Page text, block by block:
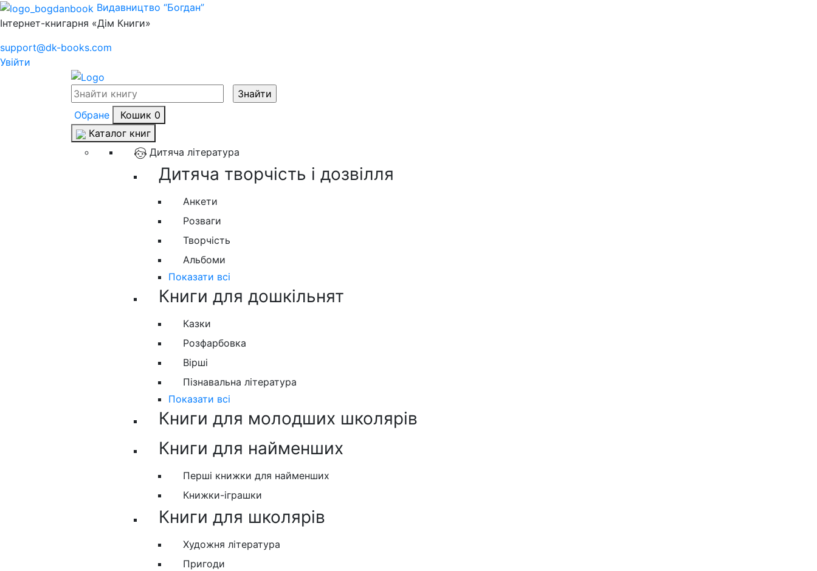
Видавництво “Богдан”
Інтернет-книгарня «Дім Книги»
support@dk-books.com
Увійти
Обране Кошик 0
Каталог книг
Дитяча література
Дитяча творчість і дозвілля
Анкети
Розваги
Творчість
Альбоми
Показати всі
Книги для дошкільнят
Казки
Розфарбовка
Вірші
Пізнавальна література
Показати всі
Книги для молодших школярів
Книги для найменших
Перші книжки для найменших
Книжки-іграшки
Книги для школярів
Художня література
Пригоди